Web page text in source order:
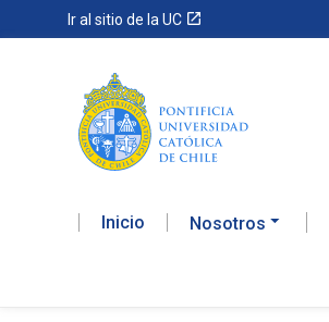
Ir al sitio de la UC launch
Inicio Nosotros